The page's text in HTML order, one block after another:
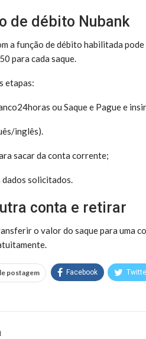
de débito Nubank
a função de débito habilitada
para cada saque.
etapas:
ou Saque e Pague e
inglês).
sacar da conta corrente;
dados solicitados.
conta e retirar
o valor do saque para uma
postagem Facebook